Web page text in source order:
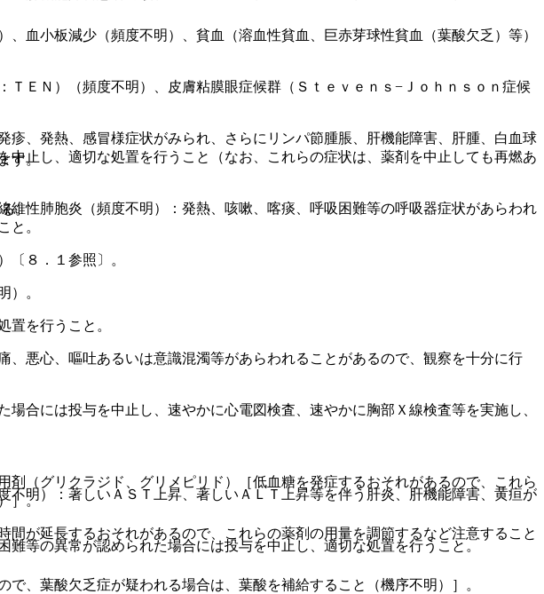
。
（グリクラジド、グリメピリド）［低血糖を発症するおそれがあるので、これら
］。
が延長するおそれがあるので、これらの薬剤の用量を調節するなど注意すること
、葉酸欠乏症が疑われる場合は、葉酸を補給すること（機序不明）］。
血小板減少（頻度不明）、貧血（溶血性貧血、巨赤芽球性貧血（葉酸欠乏）等）
Ｎ）（頻度不明）、皮膚粘膜眼症候群（Ｓｔｅｖｅｎｓ−Ｊｏｈｎｓｏｎ症候
、発熱、感冒様症状がみられ、さらにリンパ節腫脹、肝機能障害、肝腫、白血球
止し、適切な処置を行うこと（なお、これらの症状は、薬剤を中止しても再燃あ
性肺胞炎（頻度不明）：発熱、咳嗽、喀痰、呼吸困難等の呼吸器症状があらわれ
と。
８．１参照〕。
）。
を行うこと。
悪心、嘔吐あるいは意識混濁等があらわれることがあるので、観察を十分に行
合には投与を中止し、速やかに心電図検査、速やかに胸部Ｘ線検査等を実施し、
明）：著しいＡＳＴ上昇、著しいＡＬＴ上昇等を伴う肝炎、肝機能障害、黄疸が
等の異常が認められた場合には投与を中止し、適切な処置を行うこと。
す。